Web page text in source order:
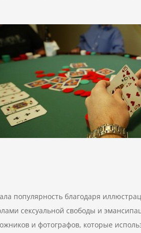
популярность благодаря
сексуальной свободы и
и фотографов, которые